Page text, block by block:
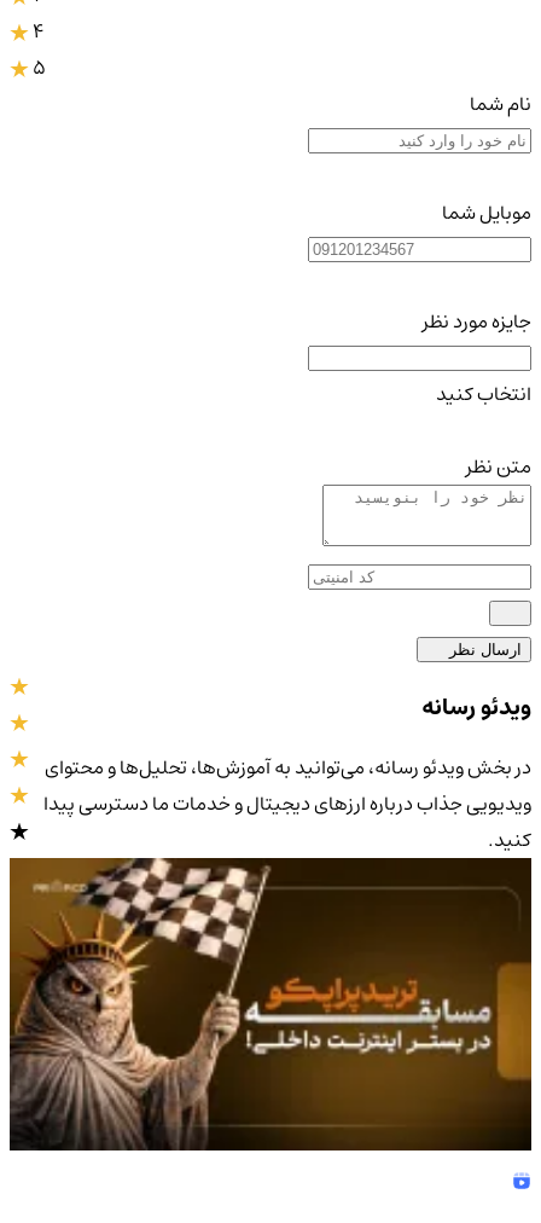
4
5
نام شما
موبایل شما
جایزه مورد نظر
انتخاب کنید
متن نظر
ارسال نظر
4.9/5
ویدئو رسانه
در بخش ویدئو رسانه، می‌توانید به آموزش‌ها، تحلیل‌ها و محتوای
ویدیویی جذاب درباره ارزهای دیجیتال و خدمات ما دسترسی پیدا
کنید.